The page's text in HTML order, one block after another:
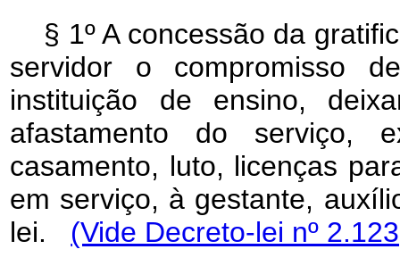
§ 1º A concessão da
servidor o compromisso
instituição de ensino,
afastamento do serviço,
casamento, luto, licenças
em serviço, à gestante,
lei. (Vide Decreto-lei nº